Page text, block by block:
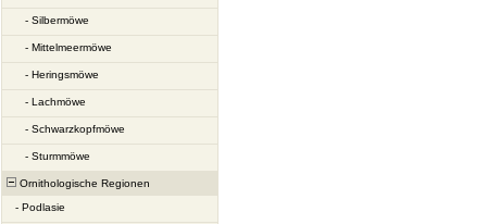
- Silbermöwe
- Mittelmeermöwe
- Heringsmöwe
- Lachmöwe
- Schwarzkopfmöwe
- Sturmmöwe
Ornithologische Regionen
- Podlasie